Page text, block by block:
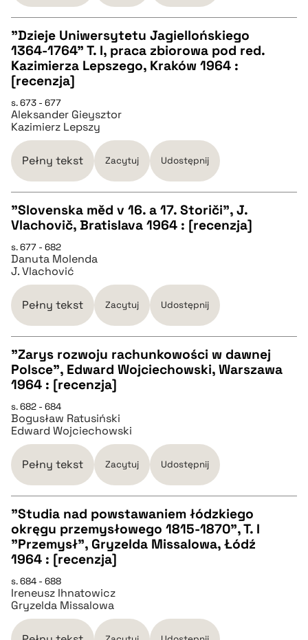
pobierz cytat
CZYSTY TEKST
pobierz cytat
BIBTEX
pobierz cytat
"Dzieje Uniwersytetu Jagiellońskiego
1364-1764" T. I, praca zbiorowa pod red.
Kazimierza Lepszego, Kraków 1964 :
[recenzja]
s. 673 - 677
Aleksander Gieysztor
Kazimierz Lepszy
Pełny tekst Zacytuj Udostępnij
pobierz cytat
pobierz cytat
"Slovenska měd v 16. a 17. Storiči", J.
Vlachovič, Bratislava 1964 : [recenzja]
s. 677 - 682
Danuta Molenda
J. Vlachović
Pełny tekst Zacytuj Udostępnij
CZYSTY TEKST
pobierz cytat
BIBTEX
"Zarys rozwoju rachunkowości w dawnej
Polsce", Edward Wojciechowski, Warszawa
1964 : [recenzja]
s. 682 - 684
Bogusław Ratusiński
Edward Wojciechowski
Pełny tekst Zacytuj Udostępnij
CZYSTY TEKST
pobierz cytat
BIBTEX
"Studia nad powstawaniem łódzkiego
okręgu przemysłowego 1815-1870", T. I
"Przemysł", Gryzelda Missalowa, Łódź
1964 : [recenzja]
s. 684 - 688
Ireneusz Ihnatowicz
Gryzelda Missalowa